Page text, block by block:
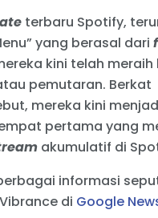
terbaru Spotify,
yang berasal dari
kini telah meraih
pemutaran. Berkat
mereka kini
pertama yang
akumulatif di
informasi
di Google